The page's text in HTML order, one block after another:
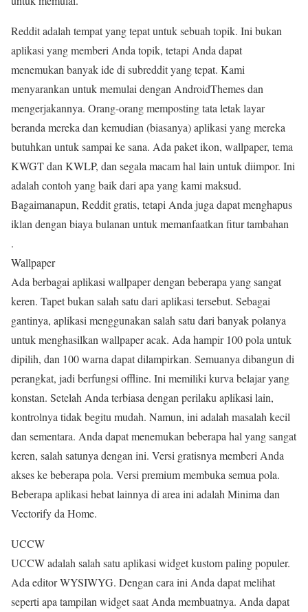
Reddit adalah tempat yang tepat untuk sebuah topik. Ini bukan
aplikasi yang memberi Anda topik, tetapi Anda dapat
menemukan banyak ide di subreddit yang tepat. Kami
menyarankan untuk memulai dengan AndroidThemes dan
mengerjakannya. Orang-orang memposting tata letak layar
beranda mereka dan kemudian (biasanya) aplikasi yang mereka
butuhkan untuk sampai ke sana. Ada paket ikon, wallpaper, tema
KWGT dan KWLP, dan segala macam hal lain untuk diimpor. Ini
adalah contoh yang baik dari apa yang kami maksud.
Bagaimanapun, Reddit gratis, tetapi Anda juga dapat menghapus
iklan dengan biaya bulanan untuk memanfaatkan fitur tambahan
.
Wallpaper
Ada berbagai aplikasi wallpaper dengan beberapa yang sangat
keren. Tapet bukan salah satu dari aplikasi tersebut. Sebagai
gantinya, aplikasi menggunakan salah satu dari banyak polanya
untuk menghasilkan wallpaper acak. Ada hampir 100 pola untuk
dipilih, dan 100 warna dapat dilampirkan. Semuanya dibangun di
perangkat, jadi berfungsi offline. Ini memiliki kurva belajar yang
konstan. Setelah Anda terbiasa dengan perilaku aplikasi lain,
kontrolnya tidak begitu mudah. Namun, ini adalah masalah kecil
dan sementara. Anda dapat menemukan beberapa hal yang sangat
keren, salah satunya dengan ini. Versi gratisnya memberi Anda
akses ke beberapa pola. Versi premium membuka semua pola.
Beberapa aplikasi hebat lainnya di area ini adalah Minima dan
Vectorify da Home.
UCCW
UCCW adalah salah satu aplikasi widget kustom paling populer.
Ada editor WYSIWYG. Dengan cara ini Anda dapat melihat
seperti apa tampilan widget saat Anda membuatnya. Anda dapat